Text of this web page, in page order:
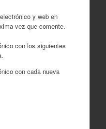
y web en
vez que comente.
con los siguientes
con cada nueva